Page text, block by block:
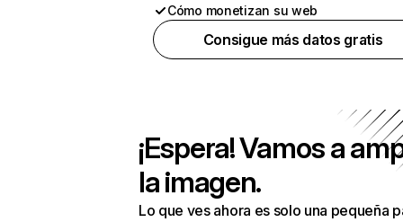
Cómo monetizan su web
Consigue más datos gratis
¡Espera! Vamos a
la imagen.
Lo que ves ahora es solo una pequeña